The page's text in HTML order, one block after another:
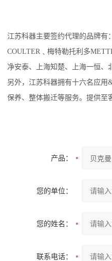
江苏科器主要签约代理的品牌有
COULTER﹑梅特勒托利多
净安泰、上海知楚、上海一恒、
另外，江苏科器拥有十六名应用
保养、整体搬迁等服务。提供至
产品：
您的单位：
您的姓名：
联系电话：